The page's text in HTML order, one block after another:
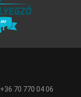
+36 70 770 04 06